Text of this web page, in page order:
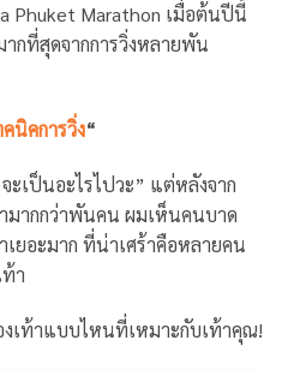
Phuket Marathon เมื่อต้นปีนี้
ากที่สุดจากการวิ่งหลายพัน
คนิคการวิ่ง“
ะเป็นอะไรไปวะ” แต่หลังจาก
มากกว่าพันคน ผมเห็นคนบาด
เยอะมาก ที่น่าเศร้าคือหลายคน
า
งเท้าแบบไหนที่เหมาะกับเท้าคุณ!